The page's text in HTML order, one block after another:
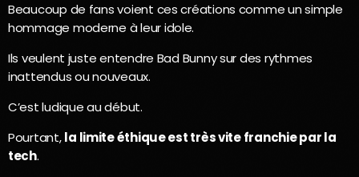
Beaucoup de fans voient ces créations comme un simple
hommage moderne à leur idole.
Ils veulent juste entendre Bad Bunny sur des rythmes
inattendus ou nouveaux.
C’est ludique au début.
Pourtant,la limite éthique est très vite franchie par la
tech.